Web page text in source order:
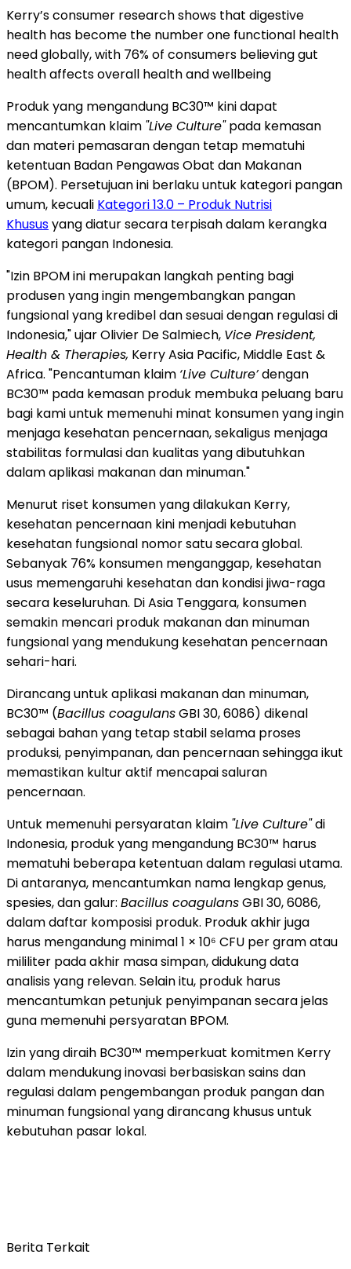
Kerry’s consumer research shows that digestive
health has become the number one functional health
need globally, with 76% of consumers believing gut
health affects overall health and wellbeing
Produk yang mengandung BC30™ kini dapat
mencantumkan klaim "Live Culture"pada kemasan
dan materi pemasaran dengan tetap mematuhi
ketentuan Badan Pengawas Obat dan Makanan
(BPOM). Persetujuan ini berlaku untuk kategori pangan
umum, kecuali Kategori 13.0 – Produk Nutrisi
Khususyang diatur secara terpisah dalam kerangka
kategori pangan Indonesia.
"Izin BPOM ini merupakan langkah penting bagi
produsen yang ingin mengembangkan pangan
fungsional yang kredibel dan sesuai dengan regulasi di
Indonesia," ujar Olivier De Salmiech, Vice President,
Health & Therapies, Kerry Asia Pacific, Middle East &
Africa. "Pencantuman klaim ‘Live Culture’dengan
BC30™ pada kemasan produk membuka peluang baru
bagi kami untuk memenuhi minat konsumen yang ingin
menjaga kesehatan pencernaan, sekaligus menjaga
stabilitas formulasi dan kualitas yang dibutuhkan
dalam aplikasi makanan dan minuman."
Menurut riset konsumen yang dilakukan Kerry,
kesehatan pencernaan kini menjadi kebutuhan
kesehatan fungsional nomor satu secara global.
Sebanyak 76% konsumen menganggap, kesehatan
usus memengaruhi kesehatan dan kondisi jiwa-raga
secara keseluruhan. Di Asia Tenggara, konsumen
semakin mencari produk makanan dan minuman
fungsional yang mendukung kesehatan pencernaan
sehari-hari.
Dirancang untuk aplikasi makanan dan minuman,
BC30™ (Bacillus coagulansGBI 30, 6086) dikenal
sebagai bahan yang tetap stabil selama proses
produksi, penyimpanan, dan pencernaan sehingga ikut
memastikan kultur aktif mencapai saluran
pencernaan.
Untuk memenuhi persyaratan klaim "Live Culture"di
Indonesia, produk yang mengandung BC30™ harus
mematuhi beberapa ketentuan dalam regulasi utama.
Di antaranya, mencantumkan nama lengkap genus,
spesies, dan galur: Bacillus coagulansGBI 30, 6086,
dalam daftar komposisi produk. Produk akhir juga
harus mengandung minimal 1 × 10⁶ CFU per gram atau
mililiter pada akhir masa simpan, didukung data
analisis yang relevan. Selain itu, produk harus
mencantumkan petunjuk penyimpanan secara jelas
guna memenuhi persyaratan BPOM.
Izin yang diraih BC30™ memperkuat komitmen Kerry
dalam mendukung inovasi berbasiskan sains dan
regulasi dalam pengembangan produk pangan dan
minuman fungsional yang dirancang khusus untuk
kebutuhan pasar lokal.
Berita Terkait